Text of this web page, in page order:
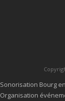
Sonorisation Bourg
Organisation